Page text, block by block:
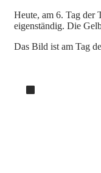
Heute, am 6. Tag der
eigenständig. Die
Das Bild ist am Tag